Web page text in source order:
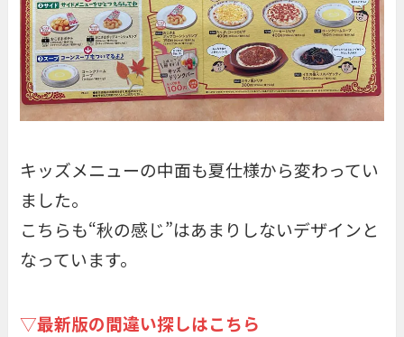
キッズメニューの中面も夏仕様から変わってい
ました。
こちらも“秋の感じ”はあまりしないデザインと
なっています。
▽最新版の間違い探しはこちら